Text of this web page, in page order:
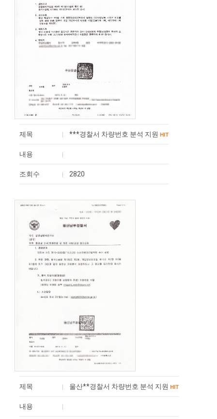
제목 ***경찰서 차량번호 분석 지원 HIT
내용
조회수 2820
제목 울산**경찰서 차량번호 분석 지원 HIT
내용